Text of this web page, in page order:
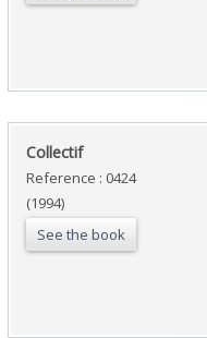
‎Collectif‎
Reference : 0424
(1994)
See the book